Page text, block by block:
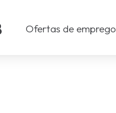
Ofertas de emprego